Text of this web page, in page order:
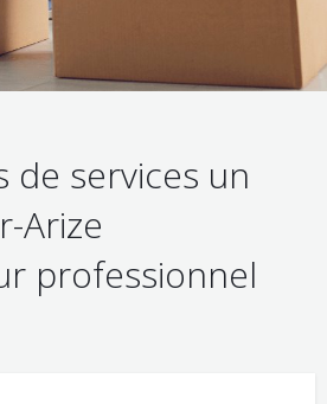
de services un
Arize
professionnel